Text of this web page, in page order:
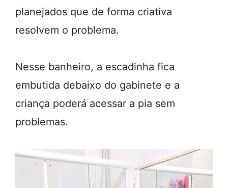
planejados que de forma criativa
resolvem o problema.
Nesse banheiro, a escadinha fica
embutida debaixo do gabinete e a
criança poderá acessar a pia sem
problemas.